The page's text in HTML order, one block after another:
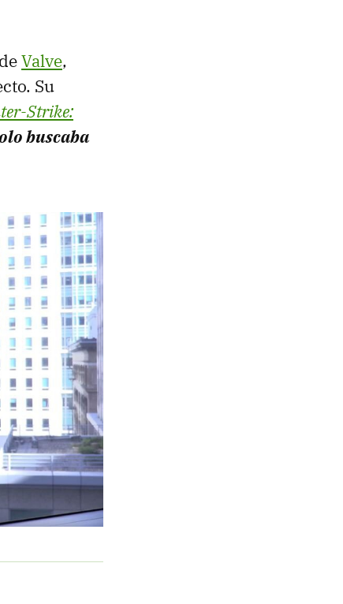
Valve,
Su
Strike:
buscaba